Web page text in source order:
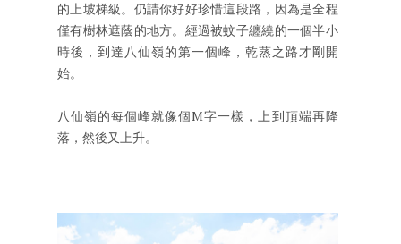
的上坡梯級。仍請你好好珍惜這段路，因為是全程
僅有樹林遮蔭的地方。經過被蚊子纏繞的一個半小
時後，到達八仙嶺的第一個峰，乾蒸之路才剛開
始。
八仙嶺的每個峰就像個M字一樣，上到頂端再降
落，然後又上升。